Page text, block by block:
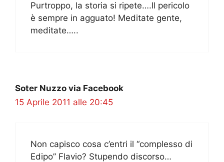
Purtroppo, la storia si ripete….Il pericolo
è sempre in agguato! Meditate gente,
meditate…..
Soter Nuzzo via Facebook
15 Aprile 2011 alle 20:45
Non capisco cosa c’entri il “complesso di
Edipo” Flavio? Stupendo discorso…